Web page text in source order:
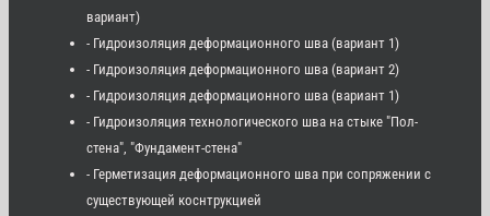
вариант)
- Гидроизоляция деформационного шва (вариант 1)
- Гидроизоляция деформационного шва (вариант 2)
- Гидроизоляция деформационного шва (вариант 1)
- Гидроизоляция технологического шва на стыке "Пол-
стена", "Фундамент-стена"
- Герметизация деформационного шва при сопряжении с
существующей коснтрукцией